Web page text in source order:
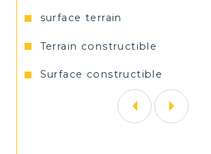
surface terrain
Terrain constructible
Surface constructible